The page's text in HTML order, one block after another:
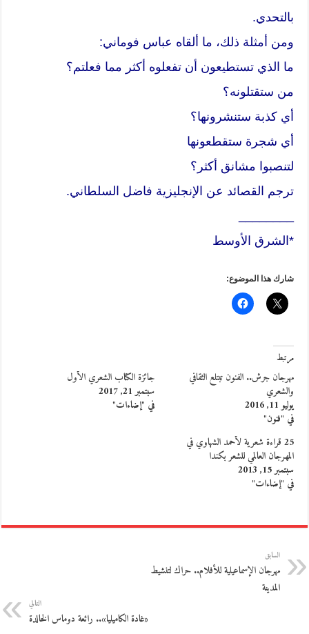
بالتحدي.
ومن أمثلة ذلك، ما ألقاه عباس فوماني:
ما الذي تستطيعون أن تفعلوه أكثر مما فعلتم؟
من ستقتلونه؟
أي كذبة ستنشرونها؟
أي شجرة ستقطعونها
لتنصبوا مشانق أكثر؟
ترجم القصائد عن الإنجليزية فاضل السلطاني.
*الشرق الأوسط
شارك هذا الموضوع:
مرتبط
مهرجان جرش.. الفنون تبتلع الثقافي
والشعري
يوليو 11, 2016
في "فنون"
جائزة الكتاب الشعري الأول
سبتمبر 21, 2017
في "إضاءات"
25 قراءة شعرية لأحمد الشهاوي في
المهرجان العالمي للشعر بكندا
سبتمبر 15, 2013
في "إضاءات"
السابق
مهرجان الإسماعيلية للأفلام.. حراك لتنشيط
المدينة
التالي
«غادة الكاميليا».. رائعة دوماس الخالدة